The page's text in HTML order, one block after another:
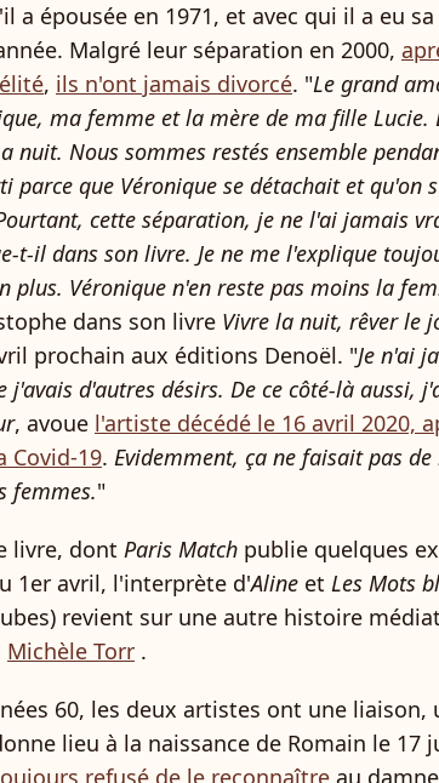
a épousée en 1971, et avec qui il a eu
Malgré leur séparation en 2000,
, ils n'ont jamais divorcé. "Le grand
ma femme et la mère de ma fille Lucie.
nuit. Nous sommes restés ensemble
parce que Véronique se détachait et qu'on
cette séparation, je ne l'ai jamais
t-il dans son livre. Je ne me l'explique
plus. Véronique n'en reste pas moins la
dans son livre Vivre la nuit, rêver le
prochain aux éditions Denoël. "Je n'ai
j'avais d'autres désirs. De ce côté-là aussi,
, avoue l'artiste décédé le 16 avril 2020,
Covid-19. Evidemment, ça ne faisait pas
femmes."
livre, dont Paris Match publie quelques
1er avril, l'interprète d'Aline et Les Mots
revient sur une autre histoire
Michèle Torr .
60, les deux artistes ont une liaison,
lieu à la naissance de Romain le 17
refusé de le reconnaître au